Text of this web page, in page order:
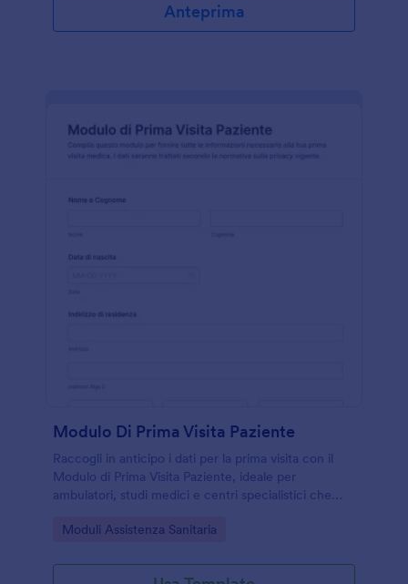
Anteprima
Modulo Di Prima Visita Paziente
Raccogli in anticipo i dati per la prima visita con il
Modulo di Prima Visita Paziente, ideale per
ambulatori, studi medici e centri specialistici che
collection con Jotform.
Go to Category:
Moduli Assistenza Sanitaria